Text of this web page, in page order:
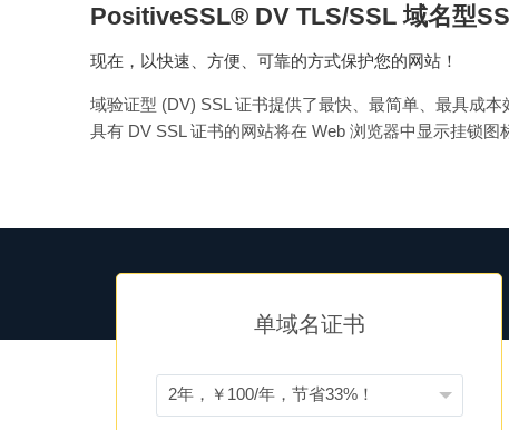
PositiveSSL® DV TLS/SSL 域名型
现在，以快速、方便、可靠的方式保护您的网站！
域验证型 (DV) SSL 证书提供了最快、最简单、最具成
具有 DV SSL 证书的网站将在 Web 浏览器中显示挂锁图
单域名证书